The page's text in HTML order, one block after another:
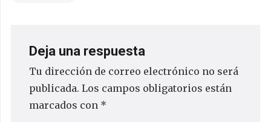
Deja una respuesta
Tu dirección de correo electrónico no será
publicada. Los campos obligatorios están
marcados con *